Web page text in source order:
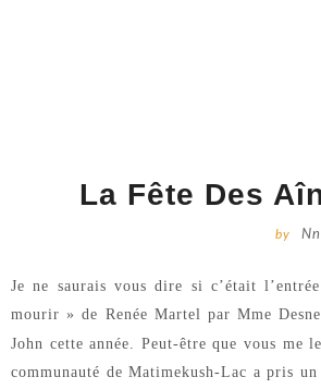
La Fête Des
by
Je ne saurais vous dire si c’était
mourir » de Renée Martelpar Mme
John cette année. Peut-être que vous me
communauté de Matimekush-Lac a pris